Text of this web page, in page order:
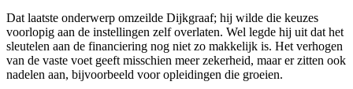
Dat laatste onderwerp omzeilde Dijkgraaf; hij wilde die keuzes
voorlopig aan de instellingen zelf overlaten. Wel legde hij uit dat het
sleutelen aan de financiering nog niet zo makkelijk is. Het verhogen
van de vaste voet geeft misschien meer zekerheid, maar er zitten ook
nadelen aan, bijvoorbeeld voor opleidingen die groeien.